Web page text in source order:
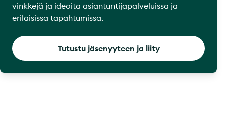
vinkkejä ja ideoita asiantuntijapalveluissa ja
erilaisissa tapahtumissa.
Tutustu jäsenyyteen ja liity